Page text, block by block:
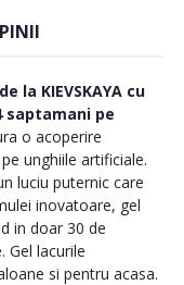
la KIEVSKAYA cu
pe
o acoperire
unghiile artificiale.
luciu puternic care
inovatoare, gel
in doar 30 de
Gel lacurile
si pentru acasa.